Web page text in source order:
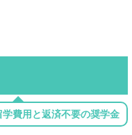
学費用と返済不要の奨学金